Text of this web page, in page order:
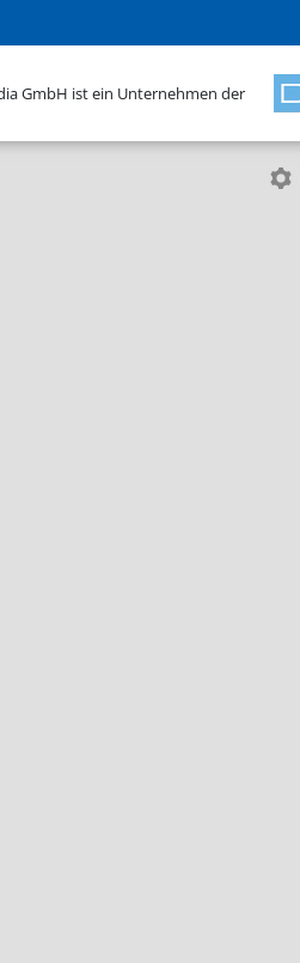
GmbH ist ein Unternehmen der